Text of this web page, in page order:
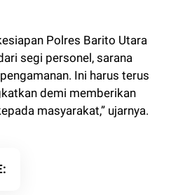
Polres Barito Utara
segi personel, sarana
Ini harus terus
demi memberikan
masyarakat,” ujarnya.